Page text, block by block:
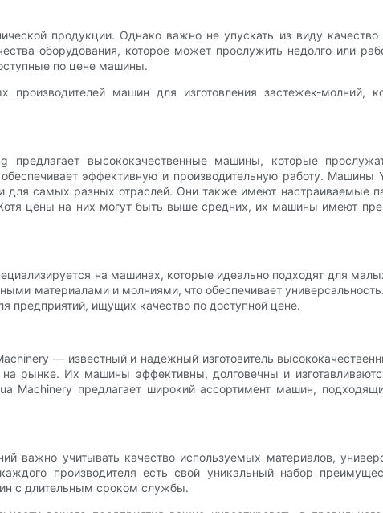
продукции. Однако важно не упускать из виду
оборудования, которое может прослужить недолго или
по цене машины.
производителей машин для изготовления застежек-молний,
предлагает высококачественные машины, которые
эффективную и производительную работу. Машины
самых разных отраслей. Они также имеют настраиваемые
цены на них могут быть выше средних, их машины имеют
на машинах, которые идеально подходят для
материалами и молниями, что обеспечивает
ищущих качество по доступной цене.
— известный и надежный изготовитель
рынке. Их машины эффективны, долговечны и
Machinery предлагает широкий ассортимент машин,
важно учитывать качество используемых материалов,
производителя есть свой уникальный набор
с длительным сроком службы.